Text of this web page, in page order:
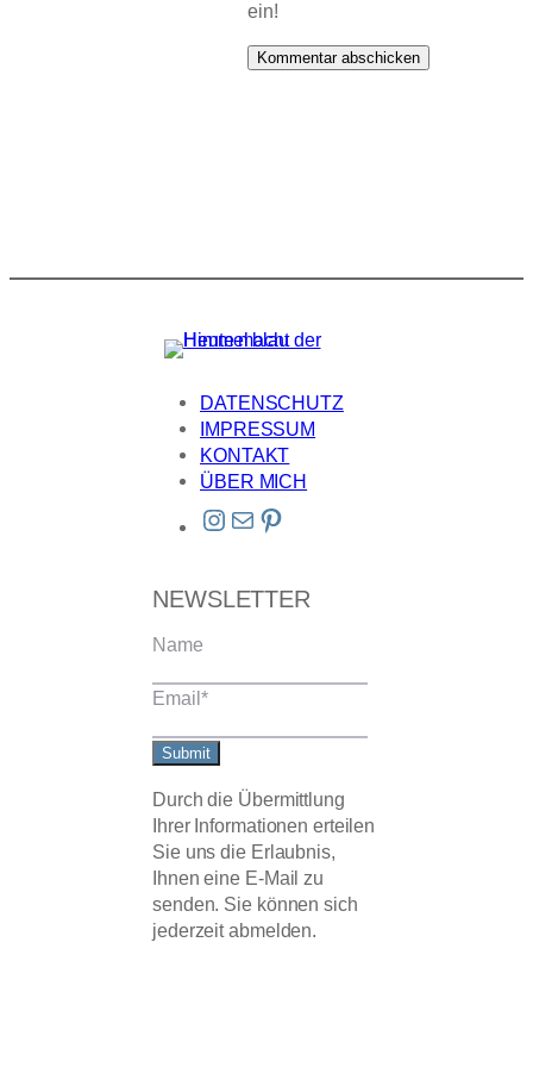
ein!
DATENSCHUTZ
IMPRESSUM
KONTAKT
ÜBER MICH
Instagram E-Mail Pinterest
NEWSLETTER
Name
Email *
Submit
Durch die Übermittlung
Ihrer Informationen erteilen
Sie uns die Erlaubnis,
Ihnen eine E-Mail zu
senden. Sie können sich
jederzeit abmelden.